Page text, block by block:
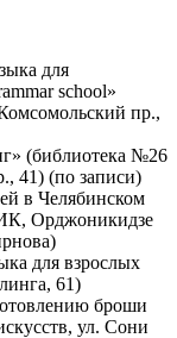
для
school»
пр.,
(библиотека №26
41) (по записи)
в Челябинском
Орджоникидзе
для взрослых
61)
броши
ул. Сони